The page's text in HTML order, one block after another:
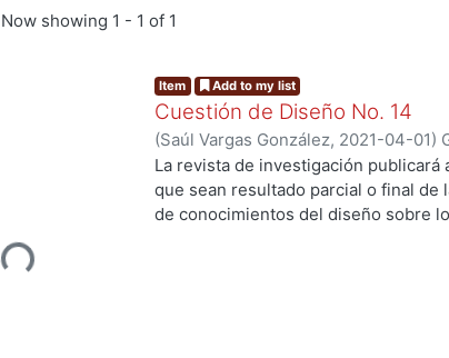
Now showing 1 - 1 of 1
Item Add to my list
Cuestión de Diseño No. 14
(Saúl Vargas González, 2021-04-01)
De La Cruz, Gustavo;Sánchez,
Ortíz, Jorge Gabriel ;Vassis, Christos
Carolina Sue;Valdez, Ana Valeria;
La revista de investigación
que sean resultado parcial o final de
de conocimientos del diseño sobre